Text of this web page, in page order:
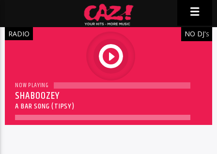
RADIO
play
NO DJ'S
NOW PLAYING
SHABOOZEY
A BAR SONG (TIPSY)